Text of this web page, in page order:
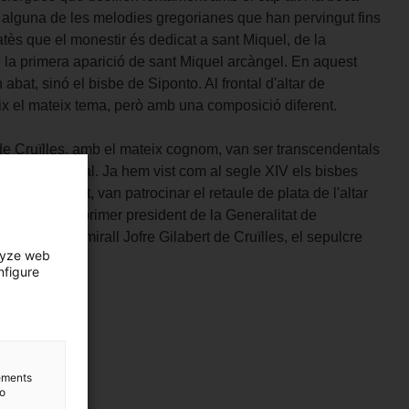
de les melodies gregorianes que han pervingut fins
que el monestir és dedicat a sant Miquel, de la
primera aparició de sant Miquel arcàngel. En aquest
sinó el bisbe de Siponto. Al frontal d'altar de
el mateix tema, però amb una composició diferent.
Cruïlles, amb el mateix cognom, van ser transcendentals
medieval. Ja hem vist com al segle XIV els bisbes
oncle i nebot, van patrocinar el retaule de plata de l'altar
a més, el primer president de la Generalitat de
era l'almirall Jofre Gilabert de Cruïlles, el sepulcre
web